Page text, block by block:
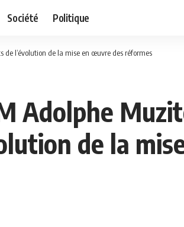
Société Politique
de l’évolution de la mise en œuvre des réformes
Adolphe
de la